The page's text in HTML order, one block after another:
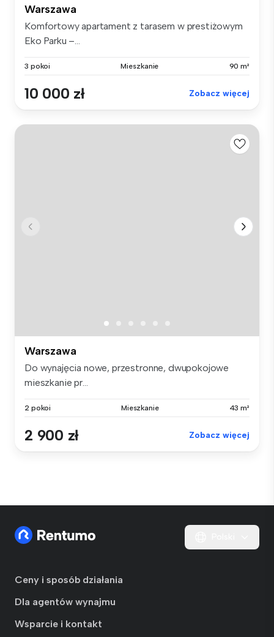
Warszawa
Komfortowy apartament z tarasem w prestiżowym
Eko Parku –...
3 pokoi Mieszkanie 90 m²
10 000 zł Zobacz więcej
Warszawa
Do wynajęcia nowe, przestronne, dwupokojowe
mieszkanie pr...
2 pokoi Mieszkanie 43 m²
2 900 zł Zobacz więcej
Ceny i sposób działania
Dla agentów wynajmu
Wsparcie i kontakt